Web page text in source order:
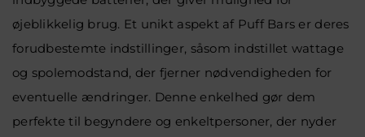
øjeblikkelig brug. Et unikt aspekt af Puff Bars er deres
forudbestemte indstillinger, såsom indstillet wattage
og spolemodstand, der fjerner nødvendigheden for
eventuelle ændringer. Denne enkelhed gør dem
perfekte til begyndere og enkeltpersoner, der nyder